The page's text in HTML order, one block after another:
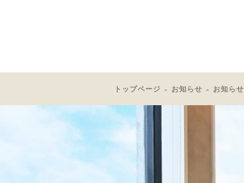
トップページ お知らせ お知らせ